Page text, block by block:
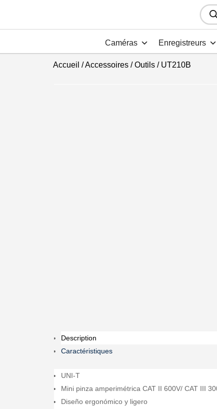
de
Caméras Enregistreurs
Accueil /Accessoires/Outils/ UT210B
Description
Caractéristiques
UNI-T
Mini pinza amperimétrica CAT II 600V/ CAT III
Diseño ergonómico y ligero